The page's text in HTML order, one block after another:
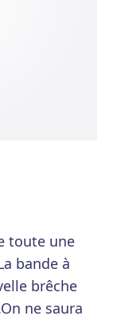
toute une
bande à
brêche
ne saura